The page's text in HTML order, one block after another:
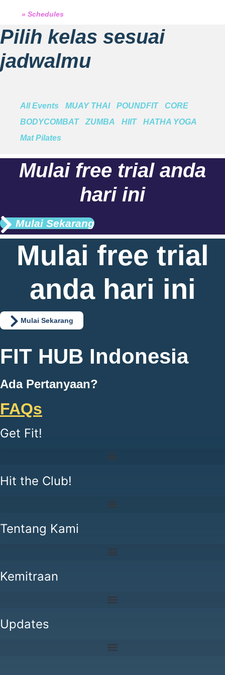
» Schedules
Pilih kelas sesuai
jadwalmu
All Events MUAY THAI POUNDFIT
CORE
BODYCOMBAT
ZUMBA HIIT
HATHA YOGA
Mat Pilates
Mulai free trial anda
hari ini
Mulai Sekarang
Mulai free trial
anda hari ini
Mulai Sekarang
FIT HUB Indonesia
Ada Pertanyaan?
FAQs
Get Fit!
Hit the Club!
Tentang Kami
Kemitraan
Updates